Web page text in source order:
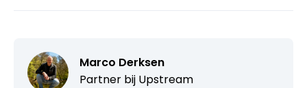
Marco Derksen
Partner bij Upstream